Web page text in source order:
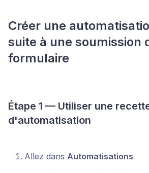
Créer une
suite à une soumission
formulaire
Étape 1 — Utiliser une
d'automatisation
Allez dans Automatisations